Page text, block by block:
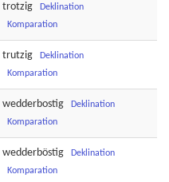
trotzig
Deklination
Komparation
trutzig
Deklination
Komparation
wedderbostig
Deklination
Komparation
wedderböstig
Deklination
Komparation